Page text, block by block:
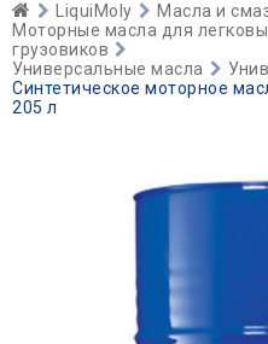
LiquiMoly
Масла и
Моторные масла для
грузовиков
Универсальные масла
Синтетическое моторное
205 л